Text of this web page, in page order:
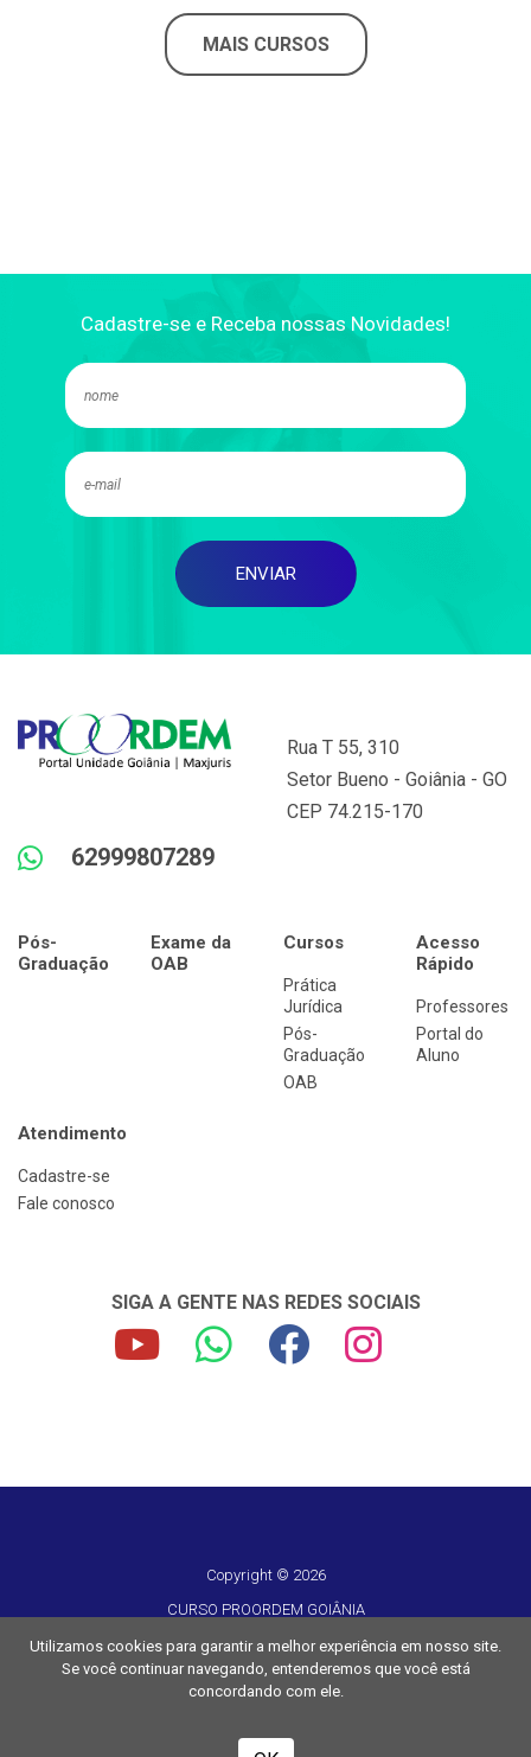
MAIS CURSOS
Cadastre-se e Receba nossas Novidades!
ENVIAR
Rua T 55, 310
Setor Bueno - Goiânia - GO
CEP 74.215-170
62999807289
Pós-
Graduação
Exame da
OAB
Cursos
Prática
Jurídica
Pós-
Graduação
OAB
Acesso
Rápido
Professores
Portal do
Aluno
Atendimento
Cadastre-se
Fale conosco
SIGA A GENTE NAS REDES SOCIAIS
Copyright © 2026
CURSO PROORDEM GOIÂNIA
CNPJ 16.417.042/0001-62
Todos os direitos reservados
Utilizamos cookies para garantir a melhor experiência em nosso site.
Se você continuar navegando, entenderemos que você está
concordando com ele.